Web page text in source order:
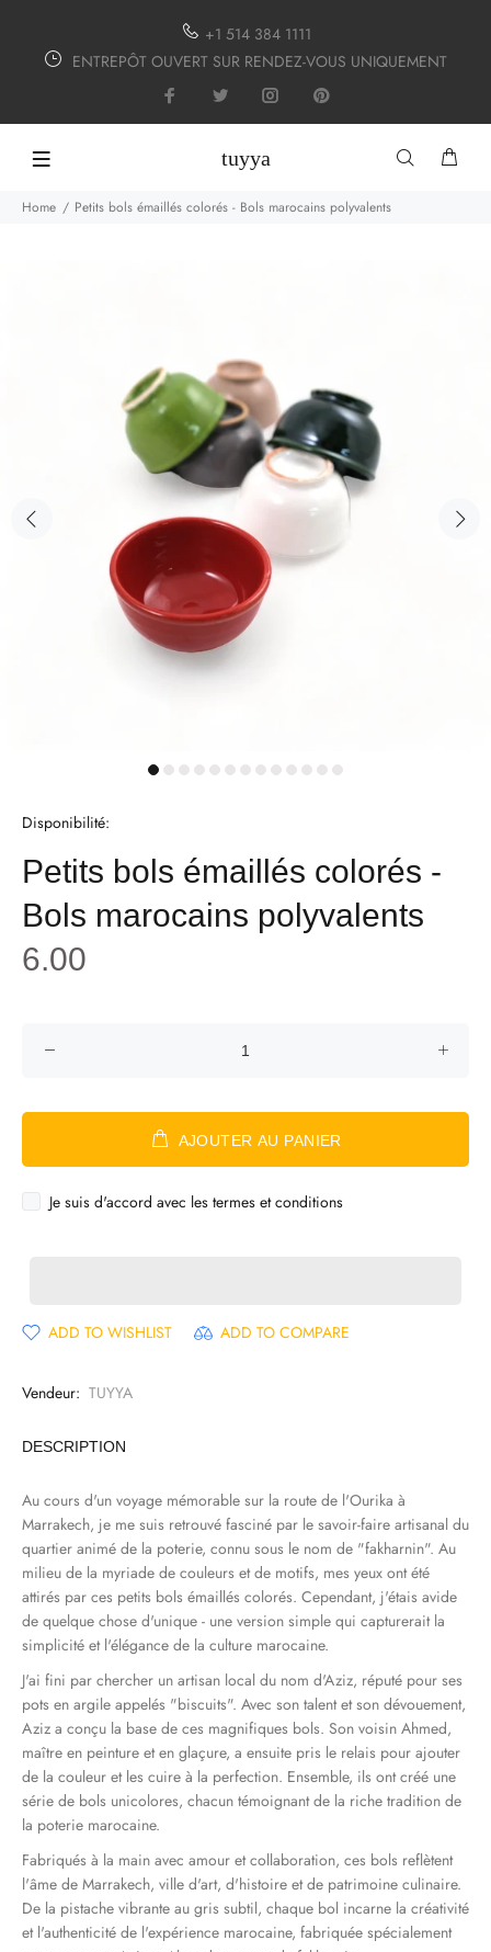
+1 514 384 1111
ENTREPÔT OUVERT SUR RENDEZ-VOUS UNIQUEMENT
tuyya
Home Petits bols émaillés colorés - Bols marocains polyvalents
Disponibilité:
Petits bols émaillés colorés -
Bols marocains polyvalents
6.00
AJOUTER AU PANIER
Je suis d'accord avec les termes et conditions
ADD TO WISHLIST ADD TO COMPARE
Vendeur: TUYYA
DESCRIPTION
Au cours d'un voyage mémorable sur la route de l'Ourika à
Marrakech, je me suis retrouvé fasciné par le savoir-faire artisanal du
quartier animé de la poterie, connu sous le nom de "fakharnin". Au
milieu de la myriade de couleurs et de motifs, mes yeux ont été
attirés par ces petits bols émaillés colorés. Cependant, j'étais avide
de quelque chose d'unique - une version simple qui capturerait la
simplicité et l'élégance de la culture marocaine.
J'ai fini par chercher un artisan local du nom d'Aziz, réputé pour ses
pots en argile appelés "biscuits". Avec son talent et son dévouement,
Aziz a conçu la base de ces magnifiques bols. Son voisin Ahmed,
maître en peinture et en glaçure, a ensuite pris le relais pour ajouter
de la couleur et les cuire à la perfection. Ensemble, ils ont créé une
série de bols unicolores, chacun témoignant de la riche tradition de
la poterie marocaine.
Fabriqués à la main avec amour et collaboration, ces bols reflètent
l'âme de Marrakech, ville d'art, d'histoire et de patrimoine culinaire.
De la pistache vibrante au gris subtil, chaque bol incarne la créativité
et l'authenticité de l'expérience marocaine, fabriquée spécialement